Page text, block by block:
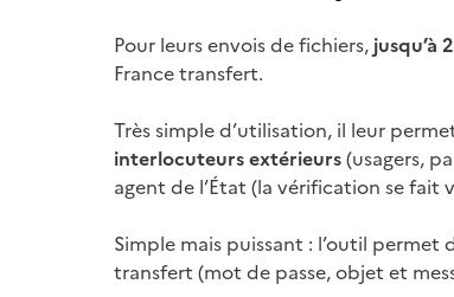
Pour leurs envois de fichiers, jusqu’à
France transfert.
Très simple d’utilisation, il leur
interlocuteurs extérieurs(usagers,
agent de l’État (la vérification se fait
Simple mais puissant : l’outil permet
transfert (mot de passe, objet et